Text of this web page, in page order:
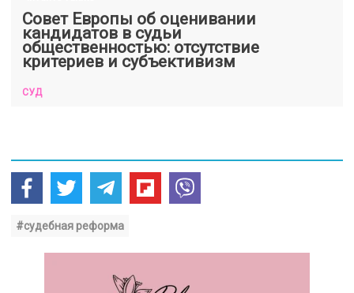
Совет Европы об оценивании
кандидатов в судьи
общественностью: отсутствие
критериев и субъективизм
СУД
#судебная реформа